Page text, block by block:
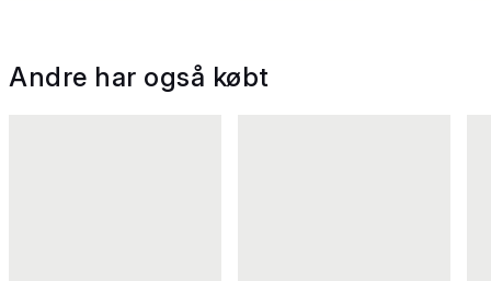
Andre har også købt